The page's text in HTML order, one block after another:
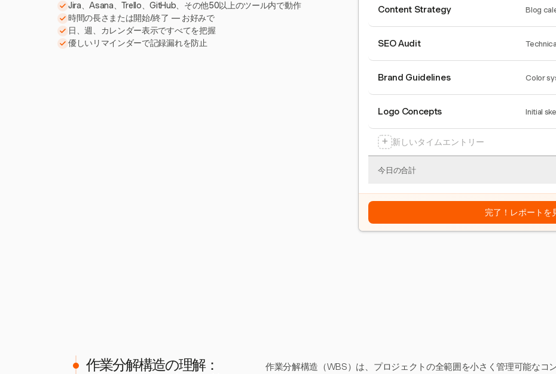
Jira、Asana、Trello、GitHub、その他50以上のツール内で動作
時間の長さまたは開始/終了 — お好みで
日、週、カレンダー表示ですべてを把握
優しいリマインダーで記録漏れを防止
Content Strategy Blog
SEO Audit
Brand Guidelines Color
Logo Concepts Initial
+ 新しいタイムエントリー
今日の合計
完了！レポートを
作業分解構造の理解：
作業分解構造（WBS）は、プロジェクトの全範囲を小さく管理可能なコ